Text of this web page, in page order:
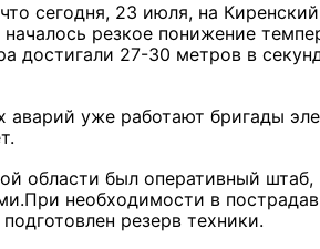
сегодня, 23 июля, на
резкое понижение
достигали 27-30 метров в
аварий уже работают бригады
области был оперативный
необходимости в
резерв техники.